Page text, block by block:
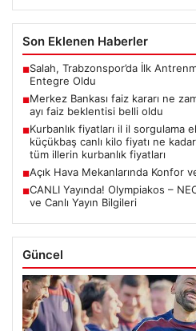
Son Eklenen Haberler
■Salah, Trabzonspor’da İlk
Entegre Oldu
■Merkez Bankası faiz kararı ne
ayı faiz beklentisi belli oldu
■Kurbanlık fiyatları il il sorgulama
küçükbaş canlı kilo fiyatı ne
tüm illerin kurbanlık fiyatları
■Açık Hava Mekanlarında Konfor
■CANLI Yayında! Olympiakos –
ve Canlı Yayın Bilgileri
Güncel